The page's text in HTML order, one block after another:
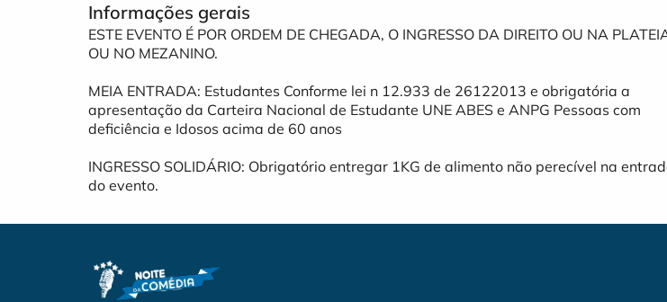
Informações gerais
ESTE EVENTO É POR ORDEM DE CHEGADA, O INGRESSO DA DIREITO OU NA
OU NO MEZANINO.
MEIA ENTRADA: Estudantes Conforme lei n 12.933 de 26122013 e obrigatória a
apresentação da Carteira Nacional de Estudante UNE ABES e ANPG Pessoas com
deficiência e Idosos acima de 60 anos
INGRESSO SOLIDÁRIO: Obrigatório entregar 1KG de alimento não perecível na
do evento.